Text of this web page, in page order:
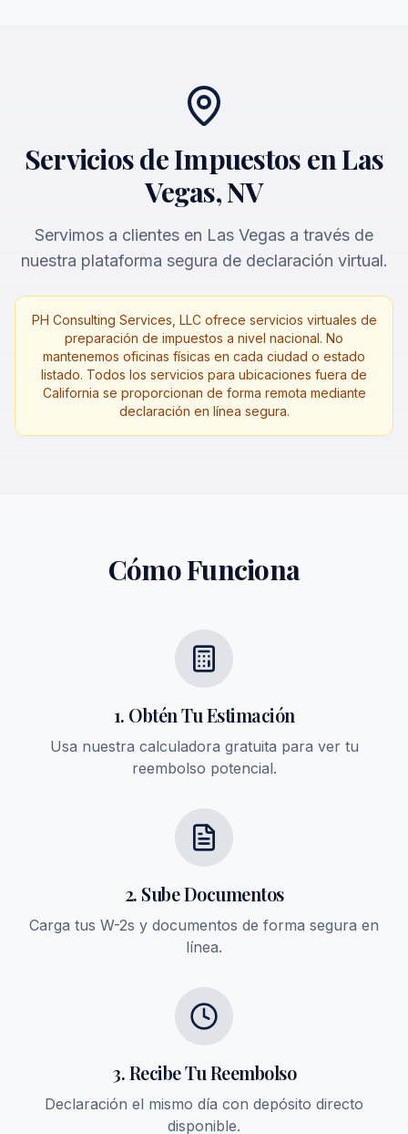
Servicios de Impuestos en Las
Vegas, NV
Servimos a clientes en Las Vegas a través de
nuestra plataforma segura de declaración virtual.
PH Consulting Services, LLC ofrece servicios virtuales de
preparación de impuestos a nivel nacional. No
mantenemos oficinas físicas en cada ciudad o estado
listado. Todos los servicios para ubicaciones fuera de
California se proporcionan de forma remota mediante
declaración en línea segura.
Cómo Funciona
1. Obtén Tu Estimación
Usa nuestra calculadora gratuita para ver tu
reembolso potencial.
2. Sube Documentos
Carga tus W-2s y documentos de forma segura en
línea.
3. Recibe Tu Reembolso
Declaración el mismo día con depósito directo
disponible.